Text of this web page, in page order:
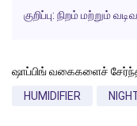
குறிப்பு: நிறம் மற்றும்
ஷாப்பிங் வகைகளைச்
HUMIDIFIER